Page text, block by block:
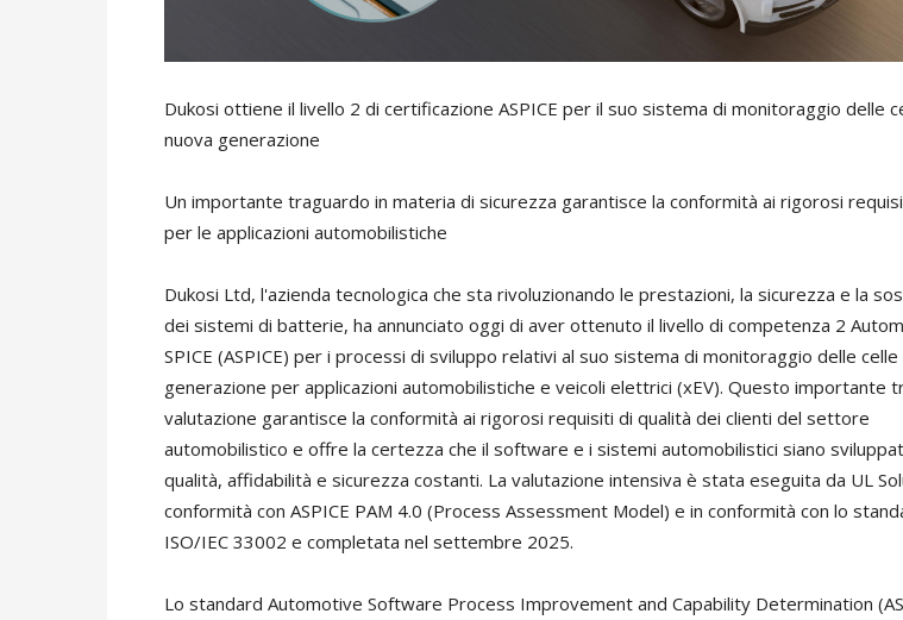
Dukosi ottiene il livello 2 di certificazione ASPICE per il suo sistema di monitoraggio delle
nuova generazione
Un importante traguardo in materia di sicurezza garantisce la conformità ai rigorosi
per le applicazioni automobilistiche
Dukosi Ltd, l'azienda tecnologica che sta rivoluzionando le prestazioni, la sicurezza e la
dei sistemi di batterie, ha annunciato oggi di aver ottenuto il livello di competenza 2
SPICE (ASPICE) per i processi di sviluppo relativi al suo sistema di monitoraggio delle celle
generazione per applicazioni automobilistiche e veicoli elettrici (xEV). Questo importante
valutazione garantisce la conformità ai rigorosi requisiti di qualità dei clienti del settore
automobilistico e offre la certezza che il software e i sistemi automobilistici siano
qualità, affidabilità e sicurezza costanti. La valutazione intensiva è stata eseguita da UL
conformità con ASPICE PAM 4.0 (Process Assessment Model) e in conformità con lo
ISO/IEC 33002 e completata nel settembre 2025.
Lo standard Automotive Software Process Improvement and Capability Determination